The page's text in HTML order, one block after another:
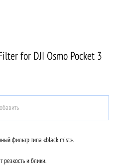
for DJI Osmo Pocket 3
фильтр типа «black mist».
резкость и блики.